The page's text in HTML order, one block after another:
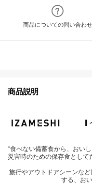
商品についての問い合わせ
商品説明
“食べない備蓄食から、おい
災害時のための保存食とし
旅行やアウトドアシーンな
する、お